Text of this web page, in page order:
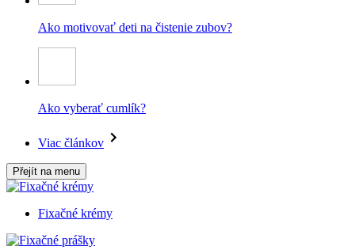
Ako motivovať deti na čistenie zubov?
Ako vyberať cumlík?
Viac článkov
Přejít na menu
Fixačné krémy